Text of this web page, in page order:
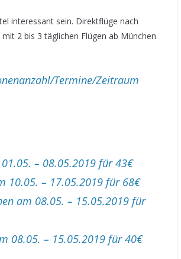
interessant sein. Direktflüge nach
2 bis 3 täglichen Flügen ab München
Termine/Zeitraum
01.05. – 08.05.2019 für 43€
10.05. – 17.05.2019 für 68€
am 08.05. – 15.05.2019 für
08.05. – 15.05.2019 für 40€